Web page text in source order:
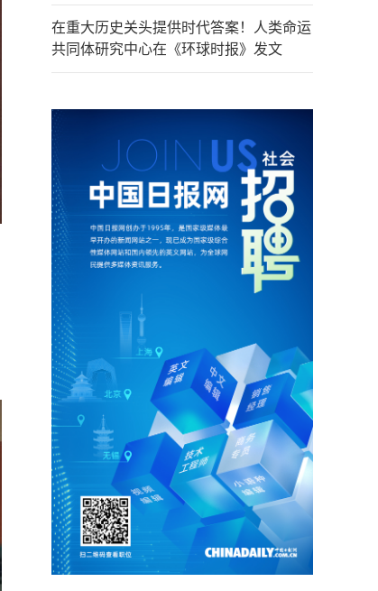
在重大历史关头提供时代答案！人类命运
共同体研究中心在《环球时报》发文